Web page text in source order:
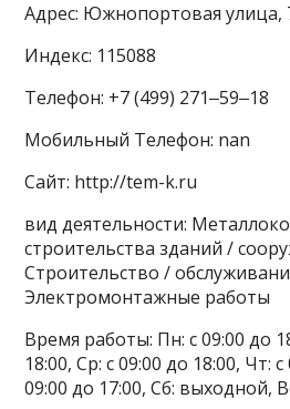
Адрес: Южнопортовая улица,
Индекс: 115088
Телефон: +7 (499) 271‒59‒18
Мобильный Телефон: nan
Сайт: http://tem-k.ru
вид деятельности:
строительства зданий /
Строительство /
Электромонтажные работы
Время работы: Пн: с 09:00 до
18:00, Ср: с 09:00 до 18:00, Чт:
09:00 до 17:00, Сб: выходной,